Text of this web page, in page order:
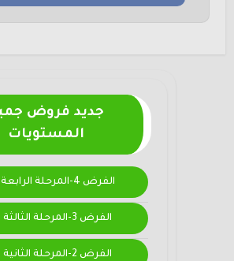
جديد فروض
المستويات
الفرض 4-المرحلة الرابعة
الفرض 3-المرحلة الثالثة
الفرض 2-المرحلة الثانية